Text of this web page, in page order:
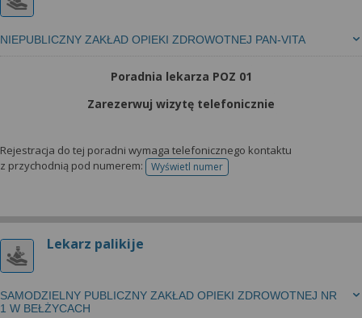
NIEPUBLICZNY ZAKŁAD OPIEKI ZDROWOTNEJ PAN-VITA
Poradnia lekarza POZ 01
Zarezerwuj wizytę telefonicznie
Rejestracja do tej poradni wymaga telefonicznego kontaktu
z przychodnią pod numerem:
Wyświetl numertelefonu do rejestracji
Lekarz palikije
SAMODZIELNY PUBLICZNY ZAKŁAD OPIEKI ZDROWOTNEJ NR
1 W BEŁŻYCACH